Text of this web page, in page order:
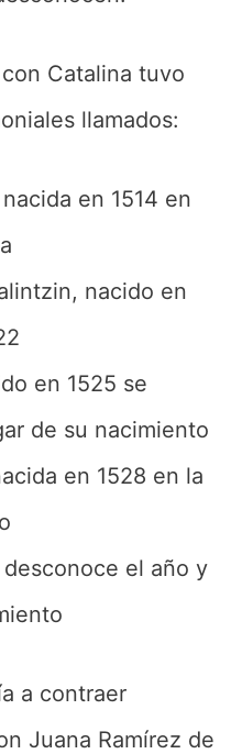
Catalina tuvo
llamados:
en 1514 en
nacido en
en 1525 se
de su nacimiento
en 1528 en la
el año y
a contraer
Juana Ramírez de